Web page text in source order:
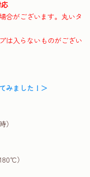
合がございます。丸いタ
は入らないものがござい
みました！＞
）
）